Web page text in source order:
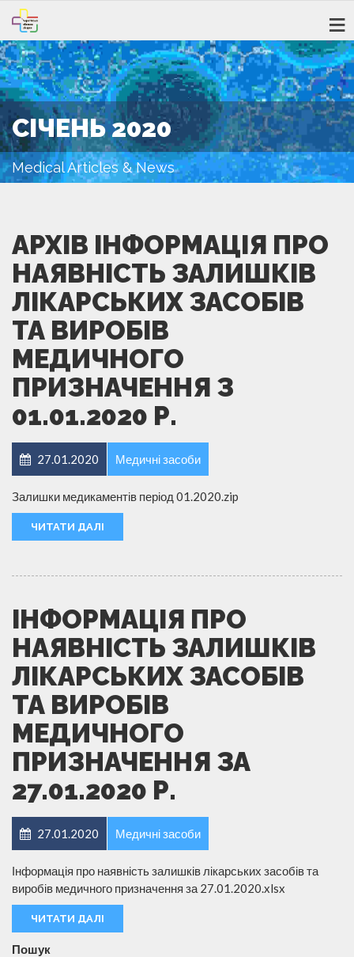
СІЧЕНЬ 2020
Medical Articles & News
АРХІВ ІНФОРМАЦІЯ ПРО
НАЯВНІСТЬ ЗАЛИШКІВ
ЛІКАРСЬКИХ ЗАСОБІВ
ТА ВИРОБІВ
МЕДИЧНОГО
ПРИЗНАЧЕННЯ З
01.01.2020 Р.
27.01.2020 Медичні засоби
Залишки медикаментів період 01.2020.zip
ЧИТАТИ ДАЛІ
ІНФОРМАЦІЯ ПРО
НАЯВНІСТЬ ЗАЛИШКІВ
ЛІКАРСЬКИХ ЗАСОБІВ
ТА ВИРОБІВ
МЕДИЧНОГО
ПРИЗНАЧЕННЯ ЗА
27.01.2020 Р.
27.01.2020 Медичні засоби
Інформація про наявність залишків лікарських засобів та
виробів медичного призначення за 27.01.2020.xlsx
ЧИТАТИ ДАЛІ
Пошук